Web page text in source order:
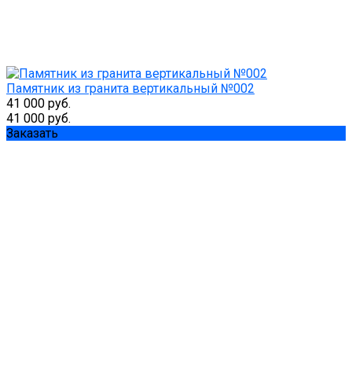
Памятник из гранита вертикальный №002
41 000 руб.
41 000 руб.
Заказать